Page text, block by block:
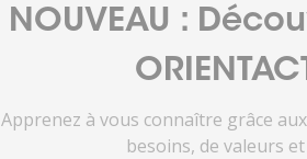
NOUVEAU :
Apprenez à vous connaître grâce
besoins, de valeurs